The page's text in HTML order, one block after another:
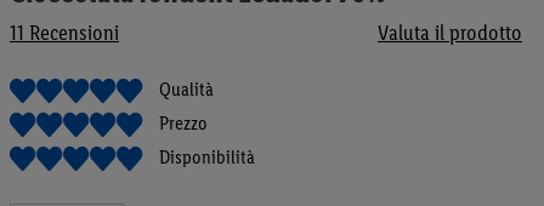
11 Recensioni Valuta il prodotto
Qualità
Prezzo
Disponibilità
di